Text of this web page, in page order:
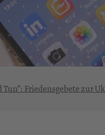
Tun“: Friedensgebete zur